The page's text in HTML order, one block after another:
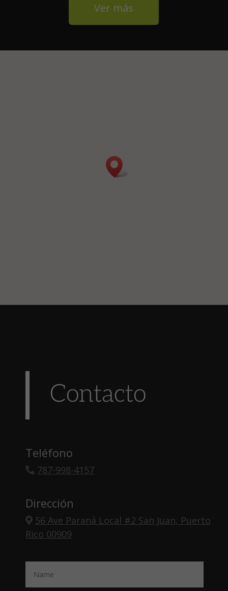
Ver más
Contacto
Teléfono
787-998-4157
Dirección
56 Ave Paraná Local #2 San Juan, Puerto
Rico 00909